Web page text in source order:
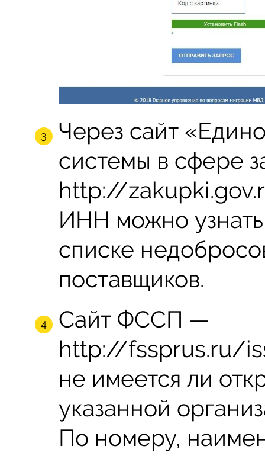
Через сайт
системы в сфере
http://
ИНН можно
списке
поставщиков.
Сайт ФССП —
http://fssprus.ru/
не имеется ли
указанной
По номеру,